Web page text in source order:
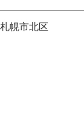
札幌市北区